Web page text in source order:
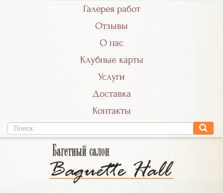
Галерея работ
Отзывы
О нас
Клубные карты
Услуги
Доставка
Контакты